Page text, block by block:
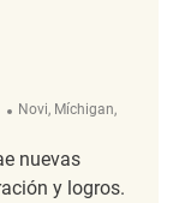
Ubicación
Novi, Míchigan,
nuevas
y logros.